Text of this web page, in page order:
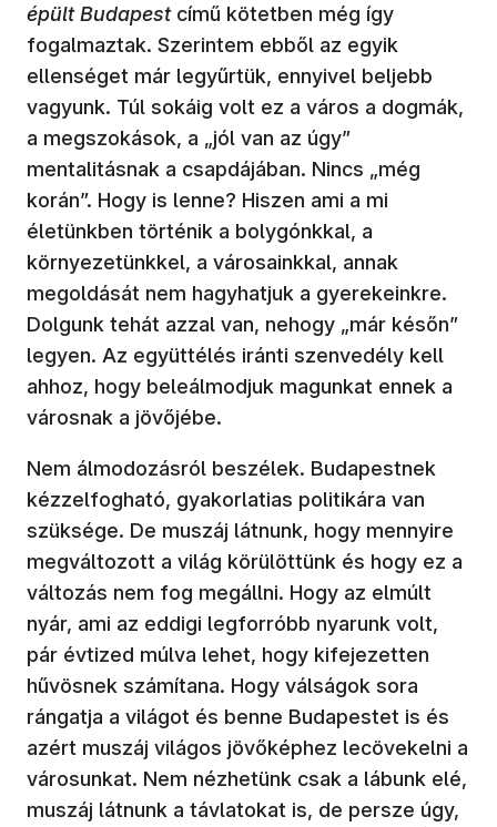
épült Budapest című kötetben még így
fogalmaztak. Szerintem ebből az egyik
ellenséget már legyűrtük, ennyivel beljebb
vagyunk. Túl sokáig volt ez a város a dogmák,
a megszokások, a „jól van az úgy”
mentalitásnak a csapdájában. Nincs „még
korán”. Hogy is lenne? Hiszen ami a mi
életünkben történik a bolygónkkal, a
környezetünkkel, a városainkkal, annak
megoldását nem hagyhatjuk a gyerekeinkre.
Dolgunk tehát azzal van, nehogy „már későn”
legyen. Az együttélés iránti szenvedély kell
ahhoz, hogy beleálmodjuk magunkat ennek a
városnak a jövőjébe.
Nem álmodozásról beszélek. Budapestnek
kézzelfogható, gyakorlatias politikára van
szüksége. De muszáj látnunk, hogy mennyire
megváltozott a világ körülöttünk és hogy ez a
változás nem fog megállni. Hogy az elmúlt
nyár, ami az eddigi legforróbb nyarunk volt,
pár évtized múlva lehet, hogy kifejezetten
hűvösnek számítana. Hogy válságok sora
rángatja a világot és benne Budapestet is és
azért muszáj világos jövőképhez lecövekelni a
városunkat. Nem nézhetünk csak a lábunk elé,
muszáj látnunk a távlatokat is, de persze úgy,